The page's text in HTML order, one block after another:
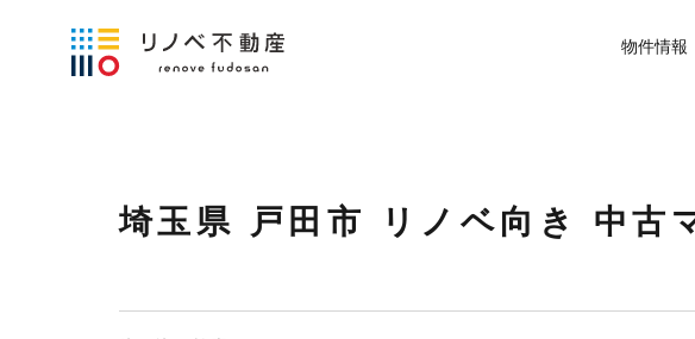
物件情報
埼玉県 戸田市 リノベ向き 中古